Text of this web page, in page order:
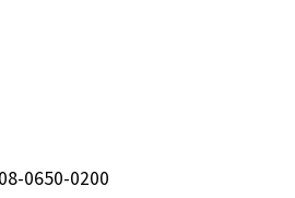
0650-0200